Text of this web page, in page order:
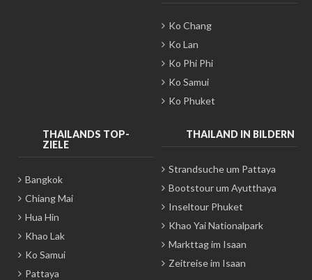
Ko Chang
Ko Lan
Ko Phi Phi
Ko Samui
Ko Phuket
THAILANDS TOP-
ZIELE
Bangkok
Chiang Mai
Hua Hin
Khao Lak
Ko Samui
Pattaya
THAILAND IN BILDERN
Strandsuche um Pattaya
Bootstour um Ayutthaya
Inseltour Phuket
Khao Yai Nationalpark
Markttag im Isaan
Zeitreise im Isaan